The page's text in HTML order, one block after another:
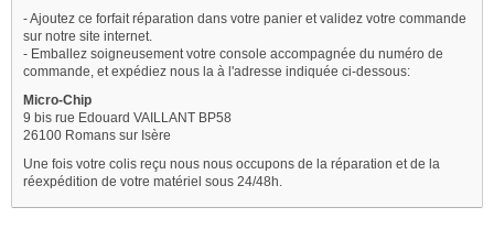
- Ajoutez ce forfait réparation dans votre panier et validez votre commande
sur notre site internet.
- Emballez soigneusement votre console accompagnée du numéro de
commande, et expédiez nous la à l'adresse indiquée ci-dessous:
Micro-Chip
9 bis rue Edouard VAILLANT BP58
26100 Romans sur Isère
Une fois votre colis reçu nous nous occupons de la réparation et de la
réexpédition de votre matériel sous 24/48h.